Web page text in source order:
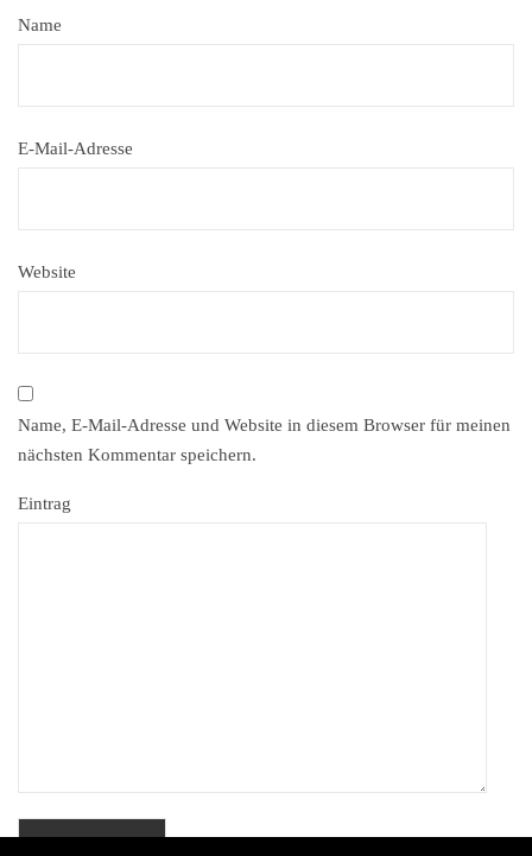
Name
E-Mail-Adresse
Website
Name, E-Mail-Adresse und Website in diesem Browser für meinen
nächsten Kommentar speichern.
Eintrag